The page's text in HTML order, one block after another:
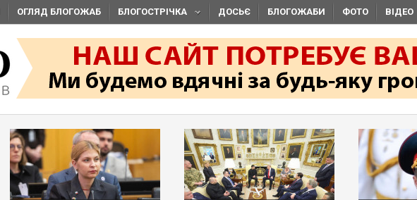
ОГЛЯД БЛОГОЖАБ БЛОГОСТРІЧКА ДОСЬЄ БЛОГОЖАБИ ФОТО ВІДЕО